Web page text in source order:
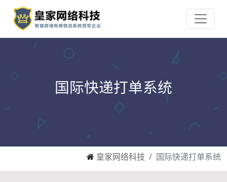
国际快递打单系统
皇家网络科技 国际快递打单系统